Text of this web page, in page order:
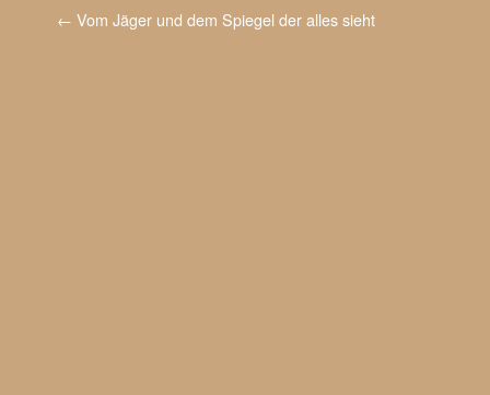
← Vom Jäger und dem Spiegel der alles sieht